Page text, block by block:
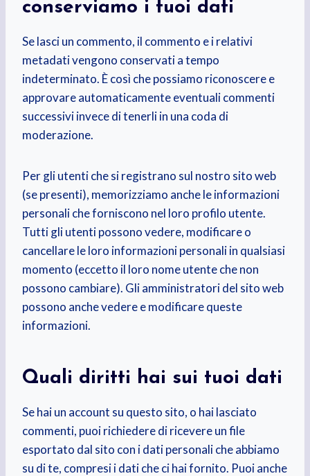
conserviamo i tuoi dati
Se lasci un commento, il commento e i relativi
metadati vengono conservati a tempo
indeterminato. È così che possiamo riconoscere e
approvare automaticamente eventuali commenti
successivi invece di tenerli in una coda di
moderazione.
Per gli utenti che si registrano sul nostro sito web
(se presenti), memorizziamo anche le informazioni
personali che forniscono nel loro profilo utente.
Tutti gli utenti possono vedere, modificare o
cancellare le loro informazioni personali in qualsiasi
momento (eccetto il loro nome utente che non
possono cambiare). Gli amministratori del sito web
possono anche vedere e modificare queste
informazioni.
Quali diritti hai sui tuoi dati
Se hai un account su questo sito, o hai lasciato
commenti, puoi richiedere di ricevere un file
esportato dal sito con i dati personali che abbiamo
su di te, compresi i dati che ci hai fornito. Puoi anche